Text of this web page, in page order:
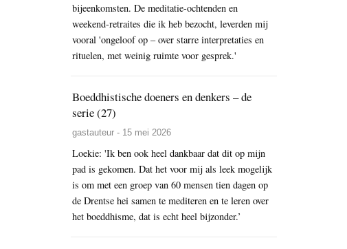
bijeenkomsten. De meditatie-ochtenden en
weekend-retraites die ik heb bezocht, leverden mij
vooral 'ongeloof op – over starre interpretaties en
rituelen, met weinig ruimte voor gesprek.'
Boeddhistische doeners en denkers – de
serie (27)
gastauteur - 15 mei 2026
Loekie: 'Ik ben ook heel dankbaar dat dit op mijn
pad is gekomen. Dat het voor mij als leek mogelijk
is om met een groep van 60 mensen tien dagen op
de Drentse hei samen te mediteren en te leren over
het boeddhisme, dat is echt heel bijzonder.’